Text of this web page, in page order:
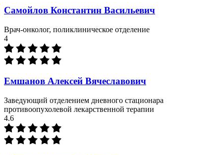
Самойлов Константин Васильевич
Врач-онколог, поликлиническое отделение
4
Емшанов Алексей Вячеславович
Заведующий отделением дневного стационара
противоопухолевой лекарственной терапии
4.6